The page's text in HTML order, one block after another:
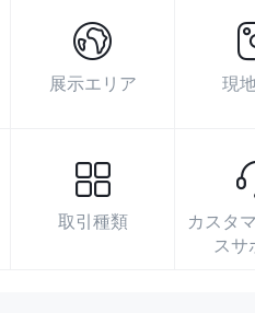
展示エリア 現
取引種類
カスタ
スサ